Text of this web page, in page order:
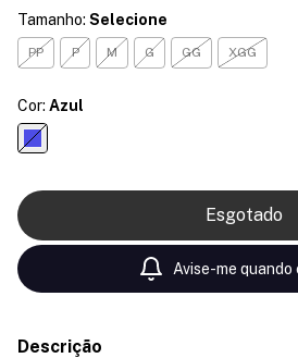
Tamanho: Selecione
PP P M G GG XGG
Cor: Azul
Avise-me quando
Descrição